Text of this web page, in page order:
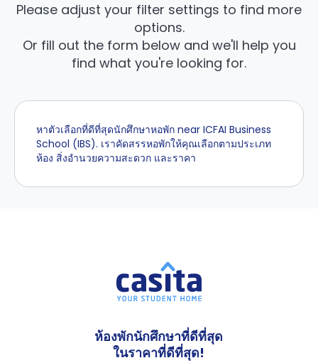
Please adjust your filter settings to find more
options.
Or fill out the form below and we'll help you
find what you're looking for.
หาตัวเลือกที่ดีที่สุดนักศึกษาหอพัก near ICFAI Business
School (IBS). เราคัดสรรหอพักให้คุณเลือกตามประเภท
ห้อง สิ่งอำนวยความสะดวก และราคา
ห้องพักนักศึกษาที่ดีที่สุด
ในราคาที่ดีที่สุด!